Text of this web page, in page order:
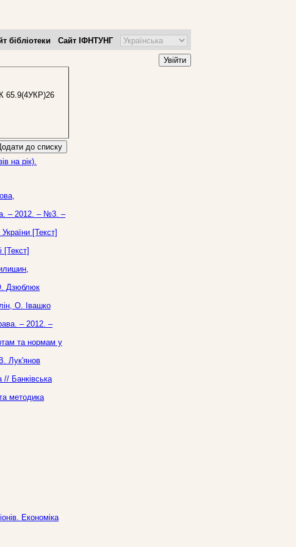
бібліотеки Сайт ІФНТУНГ
Увійти
65.9(4УКР)26
до списку
на рік).
– 2012. – №3. –
[Текст]
[Текст]
Дзюблюк
О. Івашко
– 2012. –
та нормам у
Лук'янов
// Банківська
методика
Економіка